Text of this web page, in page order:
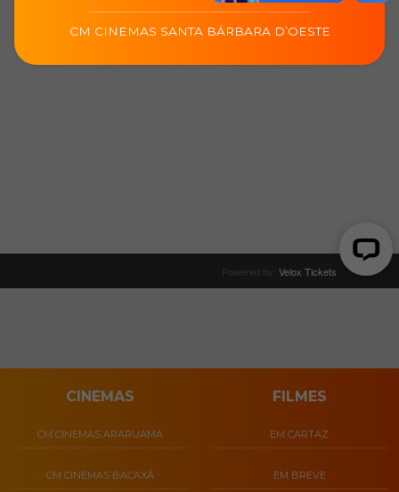
CINEMAS
CM CINEMAS ARARUAMA
CM CINEMAS BACAXÁ
FILMES
EM CARTAZ
EM BREVE
CM CINEMAS SANTA BÁRBARA D’OESTE